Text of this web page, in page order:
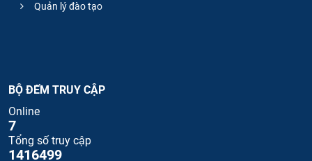
Quản lý đào tạo
BỘ ĐẾM TRUY CẬP
Online
7
Tổng số truy cập
1416499